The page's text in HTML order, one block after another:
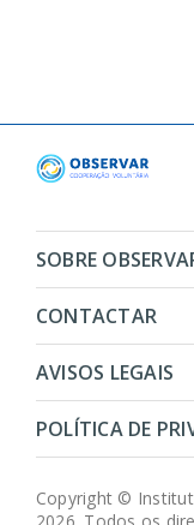
SOBRE
CONTACTAR
AVISOS LEGAIS
POLÍTICA DE
Copyright ©